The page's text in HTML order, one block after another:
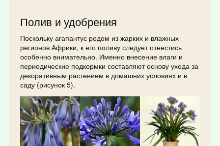
Полив и удобрения
Поскольку агапантус родом из жарких и влажных
регионов Африки, к его поливу следует отнестись
особенно внимательно. Именно внесение влаги и
периодические подкормки составляют основу ухода за
декоративным растением в домашних условиях и в
саду (рисунок 5).